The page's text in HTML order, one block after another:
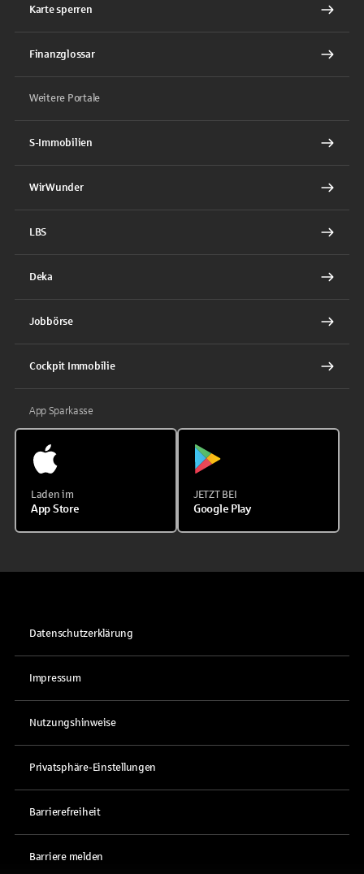
Karte sperren
Finanzglossar
Weitere Portale
S-Immobilien
WirWunder
LBS
Deka
Jobbörse
Cockpit Immobilie
App Sparkasse
Laden im
App Store
JETZT BEI
Google Play
Datenschutzerklärung
Impressum
Nutzungshinweise
Privatsphäre-Einstellungen
Barrierefreiheit
Barriere melden